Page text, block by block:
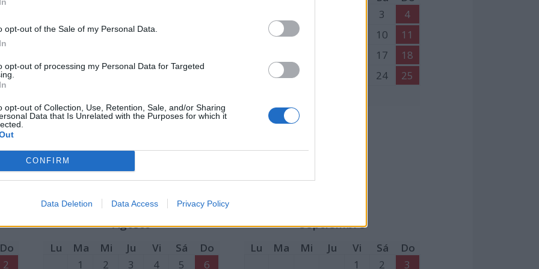
opt-out of the Sale of my Personal Data.
opt-out of processing my Personal Data for Targeted
opt-out of Collection, Use, Retention, Sale, and/or Sharing
Data that Is Unrelated with the Purposes for which it
CONFIRM
Data Deletion Data Access Privacy Policy
9
23
8
9 10 11 12
23 27
1:Fiesta del Trabajo
3
4
6 10
11
17
18
20 24
25
Do
2
Agosto
Lu Ma Mi Ju Vi Sá
Do
1
2 3 4 5
6
Septiembre
Lu Ma Mi Ju Vi Sá
Do
1
2
3